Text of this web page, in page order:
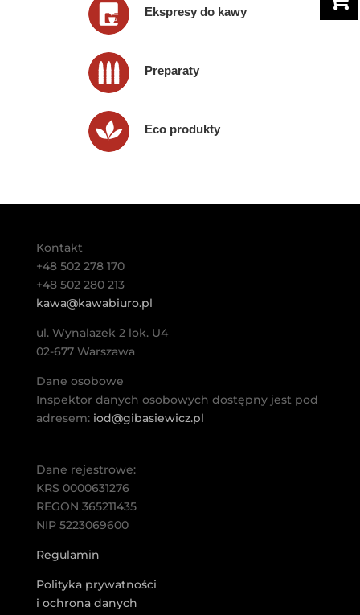
Ekspresy do kawy
Preparaty
Eco produkty
Kontakt
+48 502 278 170
+48 502 280 213
kawa@kawabiuro.pl
ul. Wynalazek 2 lok. U4
02-677 Warszawa
Dane osobowe
Inspektor danych osobowych dostępny jest pod
adresem: iod@gibasiewicz.pl
Dane rejestrowe:
KRS 0000631276
REGON 365211435
NIP 5223069600
Regulamin
Polityka prywatności
i ochrona danych